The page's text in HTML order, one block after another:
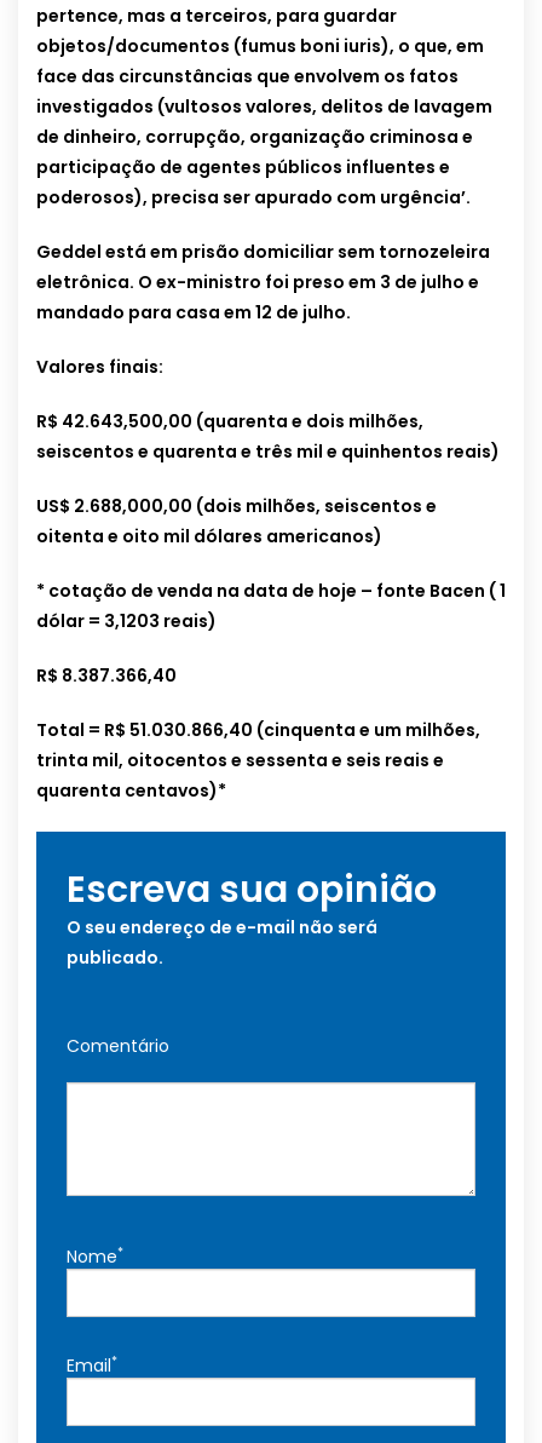
pertence, mas a terceiros, para guardar
objetos/documentos (fumus boni iuris), o que, em
face das circunstâncias que envolvem os fatos
investigados (vultosos valores, delitos de lavagem
de dinheiro, corrupção, organização criminosa e
participação de agentes públicos influentes e
poderosos), precisa ser apurado com urgência’.
Geddel está em prisão domiciliar sem tornozeleira
eletrônica. O ex-ministro foi preso em 3 de julho e
mandado para casa em 12 de julho.
Valores finais:
R$ 42.643,500,00 (quarenta e dois milhões,
seiscentos e quarenta e três mil e quinhentos reais)
US$ 2.688,000,00 (dois milhões, seiscentos e
oitenta e oito mil dólares americanos)
* cotação de venda na data de hoje – fonte Bacen ( 1
dólar = 3,1203 reais)
R$ 8.387.366,40
Total = R$ 51.030.866,40 (cinquenta e um milhões,
trinta mil, oitocentos e sessenta e seis reais e
quarenta centavos)*
Escreva sua opinião
O seu endereço de e-mail não será
publicado.
Comentário
Nome*
Email*